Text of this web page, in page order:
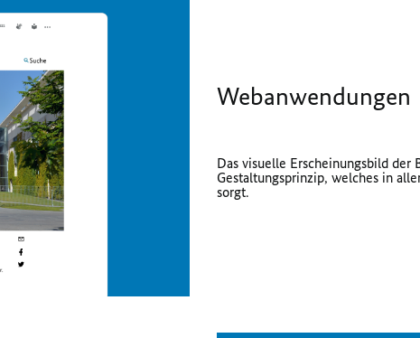
Webanwendungen
Das visuelle Erscheinungsbild
Gestaltungsprinzip, welches in
sorgt.